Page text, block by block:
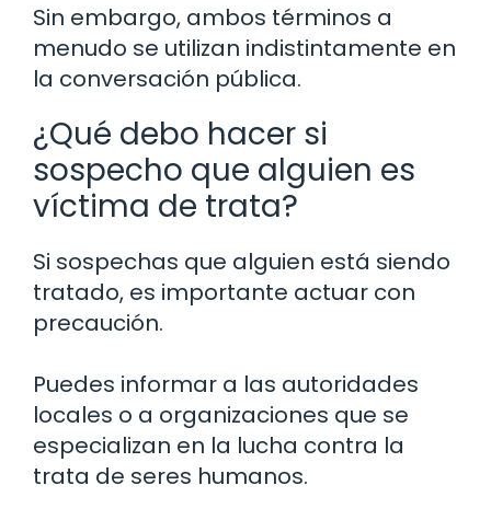
Sin embargo, ambos términos a
menudo se utilizan indistintamente en
la conversación pública.
¿Qué debo hacer si
sospecho que alguien es
víctima de trata?
Si sospechas que alguien está siendo
tratado, es importante actuar con
precaución.
Puedes informar a las autoridades
locales o a organizaciones que se
especializan en la lucha contra la
trata de seres humanos.